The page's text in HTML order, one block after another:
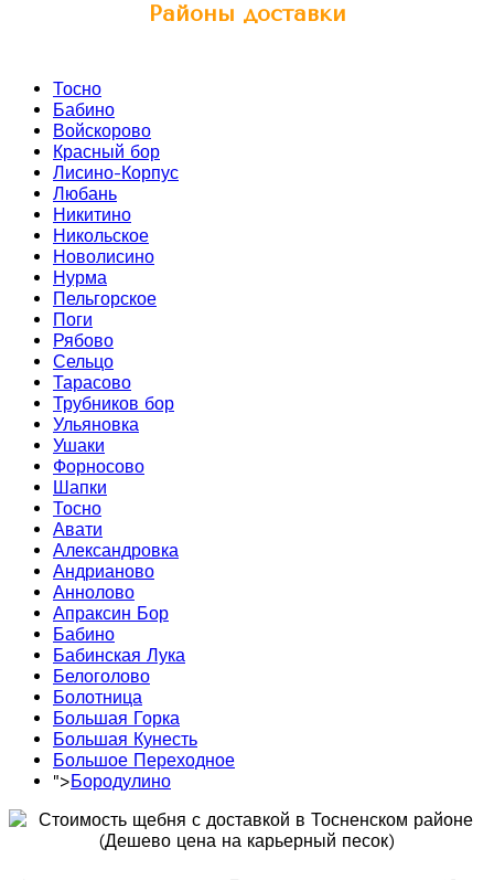
Районы доставки
Тосно
Бабино
Войскорово
Красный бор
Лисино-Корпус
Любань
Никитино
Никольское
Новолисино
Нурма
Пельгорское
Поги
Рябово
Сельцо
Тарасово
Трубников бор
Ульяновка
Ушаки
Форносово
Шапки
Тосно
Авати
Александровка
Андрианово
Аннолово
Апраксин Бор
Бабино
Бабинская Лука
Белоголово
Болотница
Большая Горка
Большая Кунесть
Большое Переходное
">Бородулино